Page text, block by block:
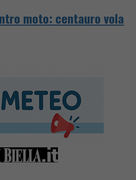
moto: centauro vola